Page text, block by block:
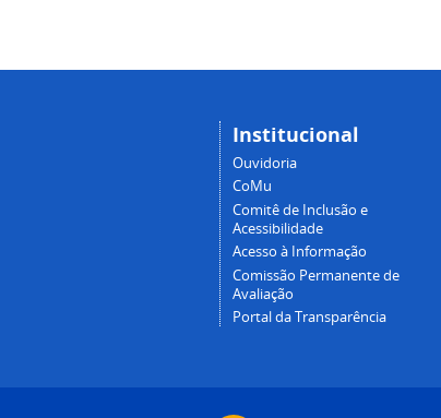
Institucional
Ouvidoria
CoMu
Comitê de Inclusão e
Acessibilidade
Acesso à Informação
Comissão Permanente de
Avaliação
Portal da Transparência